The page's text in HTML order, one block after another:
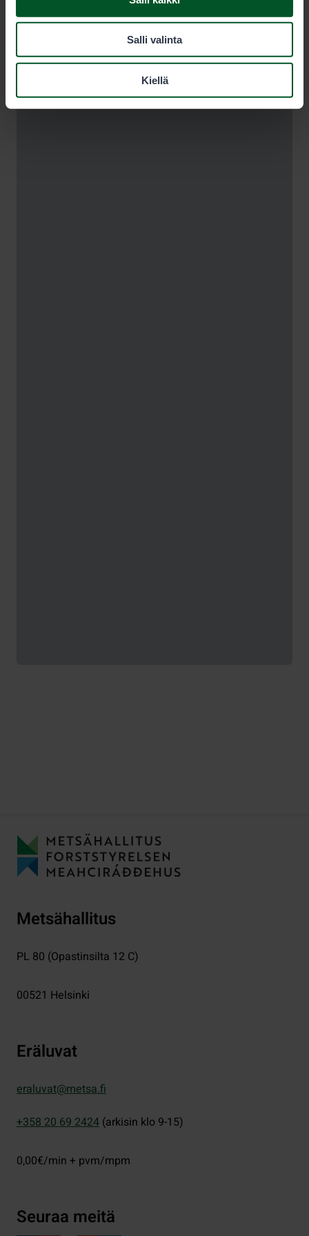
Salli valinta
Kiellä
Metsähallitus
PL 80 (Opastinsilta 12 C)
00521 Helsinki
Eräluvat
eraluvat@metsa.fi
+358 20 69 2424 (arkisin klo 9-15)
0,00€/min + pvm/mpm
Seuraa meitä